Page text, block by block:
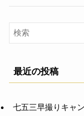
最近の投稿
七五三早撮りキャ